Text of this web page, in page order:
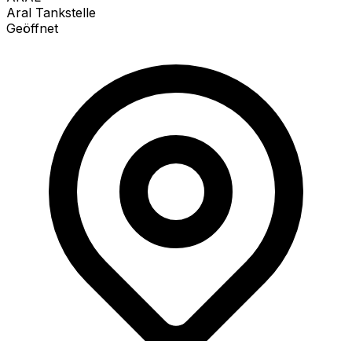
Aral Tankstelle
Geöffnet